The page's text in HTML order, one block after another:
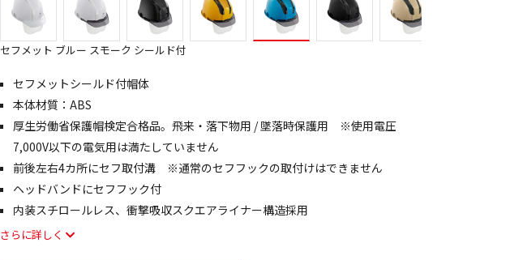
セフメット ブルー スモーク シールド付
セフメットシールド付帽体
本体材質：ABS
厚生労働省保護帽検定合格品。飛来・落下物用 / 墜落時保護用 ※使用電圧
7,000V以下の電気用は満たしていません
前後左右4カ所にセフ取付溝 ※通常のセフフックの取付けはできません
ヘッドバンドにセフフック付
内装スチロールレス、衝撃吸収スクエアライナー構造採用
さらに詳しく